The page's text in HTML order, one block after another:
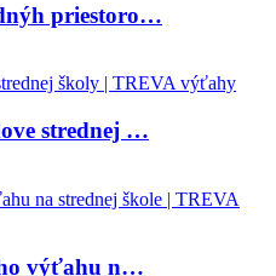
priestoro…
strednej …
výťahu n…